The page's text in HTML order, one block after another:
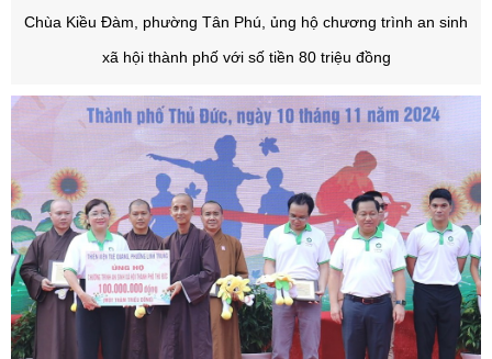
Chùa Kiều Đàm, phường Tân Phú, ủng hộ chương trình an sinh
xã hội thành phố với số tiền 80 triệu đồng